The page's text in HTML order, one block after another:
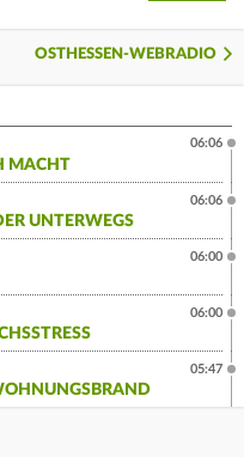
OSTHESSEN-WEBRADIO
MACHT
06:06
UNTERWEGS
06:06
06:00
06:00
05:47